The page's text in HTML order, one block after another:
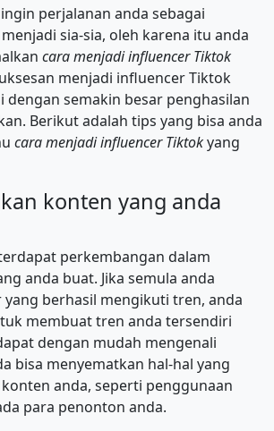
perjalanan anda sebagai
sia-sia, oleh karena itu anda
cara menjadi influencer Tiktok
menjadi influencer Tiktok
dengan semakin besar penghasilan
Berikut adalah tips yang bisa anda
cara menjadi influencer Tiktokyang
konten yang anda
perkembangan dalam
anda buat. Jika semula anda
berhasil mengikuti tren, anda
membuat tren anda tersendiri
dengan mudah mengenali
bisa menyematkan hal-hal yang
anda, seperti penggunaan
para penonton anda.